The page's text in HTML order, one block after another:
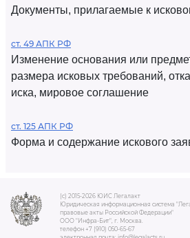
Документы, прилагаемые к
ст. 49 АПК РФ
Изменение основания или
размера исковых требований,
иска, мировое соглашение
ст. 125 АПК РФ
Форма и содержание искового
(c) 2015-2026 ЮИС Легалакт
Юридическая информационная система
правовые акты Российской Федерации"
ООО "Инфра-Бит", г. Москва.
телефон +7 (910) 050-65-67